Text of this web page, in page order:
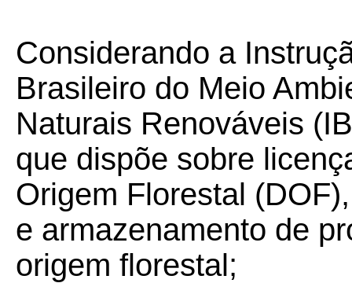
Considerando a
Brasileiro do Meio
Naturais Renováveis
que dispõe sobre
Origem Florestal
e armazenamento de
origem florestal;